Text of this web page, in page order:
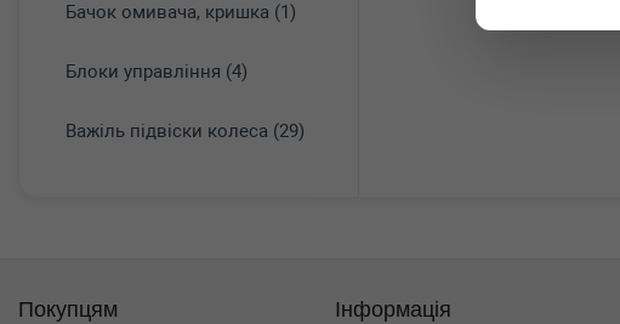
Бачок омивача, кришка (1)
Блоки управління (4)
Важіль підвіски колеса (29)
Покупцям Інформація